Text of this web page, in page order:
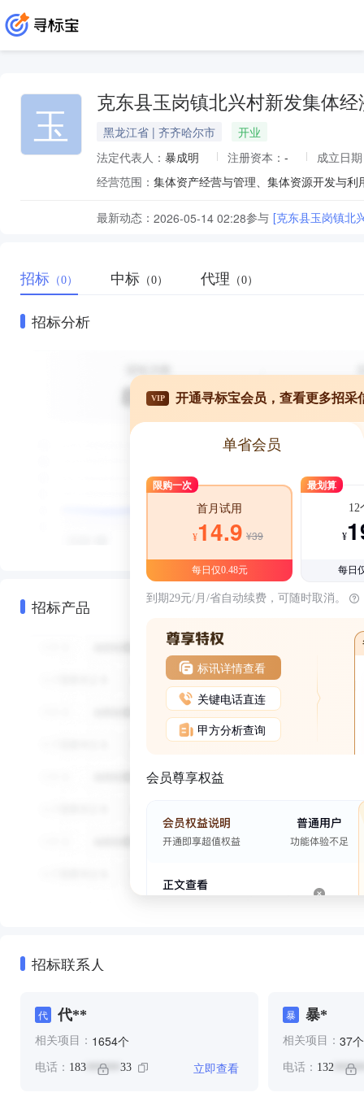
玉 克东县玉岗镇北兴村新发集体经
黑龙江省 | 齐齐哈尔市
开业
法定代表人： 暴成明 注册资本： -
成立日
经营范围： 集体资产经营与管理、集体资源开发与
最新动态： 2026-05-14 02:28参与 [克东县玉岗镇北
招标 （0） 中标 （0） 代理 （0）
招标分析
招标产品
VIP 开通寻标宝会员，查看更多招采
单省会员
限购一次
首月试用
¥14.9 ¥39
每日仅0.48元
最划算
12
¥
每日
到期29元/月/省自动续费，可随时取消。
标讯详情查看
关键电话直连
甲方分析查询
会员尊享权益
招标联系人
代 代**
相关项目： 1654个
电话： 183 ****** 33 立即查看
暴 暴*
相关项目： 37个
电话： 132